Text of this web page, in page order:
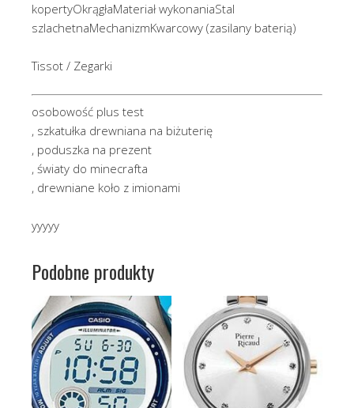
kopertyOkrągłaMateriał wykonaniaStal
szlachetnaMechanizmKwarcowy (zasilany baterią)
Tissot / Zegarki
osobowość plus test
, szkatułka drewniana na biżuterię
, poduszka na prezent
, światy do minecrafta
, drewniane koło z imionami
yyyyy
Podobne produkty